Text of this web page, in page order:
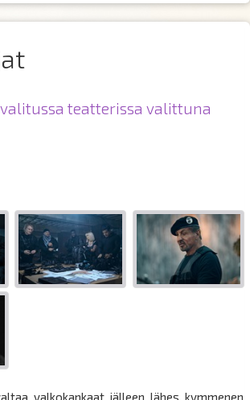
teatterissa valittuna
valkokankaat jälleen lähes kymmenen